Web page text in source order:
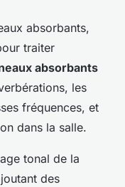
absorbants,
traiter
absorbants
les
fréquences, et
dans la salle.
tonal de la
des